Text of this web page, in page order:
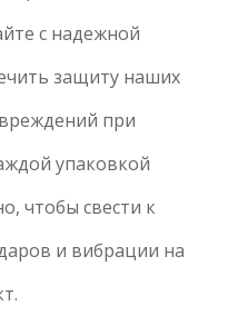
с надежной
защиту наших
при
упаковкой
чтобы свести к
и вибрации на